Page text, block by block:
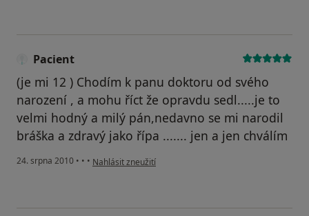
Pacient
(je mi 12 ) Chodím k panu doktoru od svého
narození , a mohu říct že opravdu sedl.....je to
velmi hodný a milý pán,nedavno se mi narodil
bráška a zdravý jako řípa ....... jen a jen chválím
24. srpna 2010 • • • podle názoru uživatele Pacient
Nahlásit zneužití